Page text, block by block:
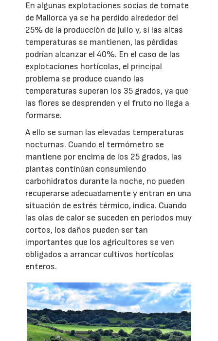
En algunas explotaciones socias de tomate
de Mallorca ya se ha perdido alrededor del
25% de la producción de julio y, si las altas
temperaturas se mantienen, las pérdidas
podrían alcanzar el 40%. En el caso de las
explotaciones hortícolas, el principal
problema se produce cuando las
temperaturas superan los 35 grados, ya que
las flores se desprenden y el fruto no llega a
formarse.
A ello se suman las elevadas temperaturas
nocturnas. Cuando el termómetro se
mantiene por encima de los 25 grados, las
plantas continúan consumiendo
carbohidratos durante la noche, no pueden
recuperarse adecuadamente y entran en una
situación de estrés térmico, indica. Cuando
las olas de calor se suceden en periodos muy
cortos, los daños pueden ser tan
importantes que los agricultores se ven
obligados a arrancar cultivos hortícolas
enteros.